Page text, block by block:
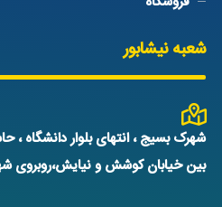
شعبه نیشابور
شهرک بسیج ، انتهای بلوار دانشگاه ،
بین خیابان کوشش و نیایش،روبروی